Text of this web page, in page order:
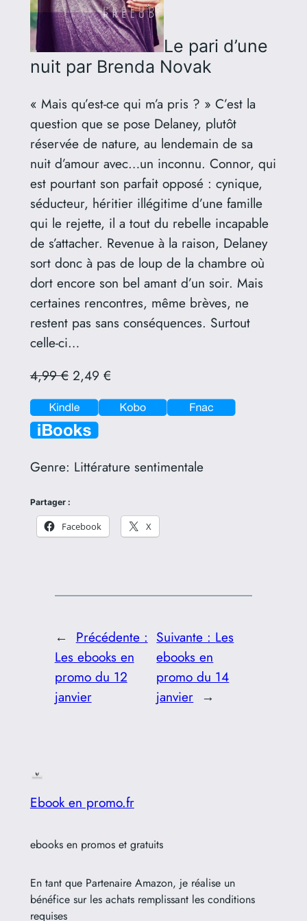
Le pari d’une
nuit par Brenda Novak
« Mais qu’est-ce qui m’a pris ? » C’est la
question que se pose Delaney, plutôt
réservée de nature, au lendemain de sa
nuit d’amour avec…un inconnu. Connor, qui
est pourtant son parfait opposé : cynique,
séducteur, héritier illégitime d’une famille
qui le rejette, il a tout du rebelle incapable
de s’attacher. Revenue à la raison, Delaney
sort donc à pas de loup de la chambre où
dort encore son bel amant d’un soir. Mais
certaines rencontres, même brèves, ne
restent pas sans conséquences. Surtout
celle-ci…
4,99 €2,49 €
Genre: Littérature sentimentale
Partager :
Facebook X
← Précédente :
Les ebooks en
promo du 12
janvier
Suivante : Les
ebooks en
promo du 14
janvier →
Ebook en promo.fr
ebooks en promos et gratuits
En tant que Partenaire Amazon, je réalise un
bénéfice sur les achats remplissant les conditions
requises